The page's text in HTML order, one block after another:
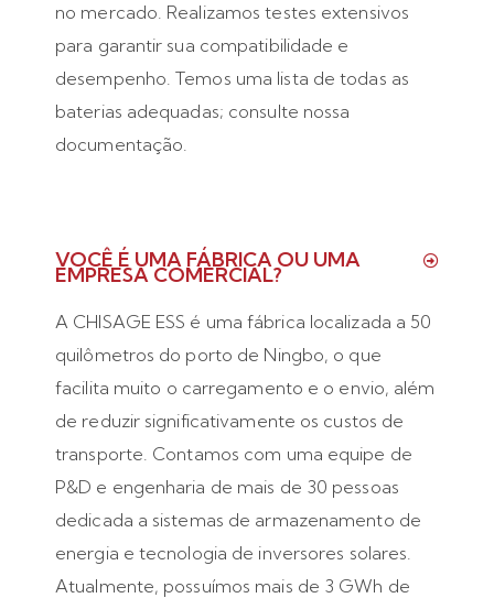
no mercado. Realizamos testes extensivos
para garantir sua compatibilidade e
desempenho. Temos uma lista de todas as
baterias adequadas; consulte nossa
documentação.
VOCÊ É UMA FÁBRICA OU UMA
EMPRESA COMERCIAL?
A CHISAGE ESS é uma fábrica localizada a 50
quilômetros do porto de Ningbo, o que
facilita muito o carregamento e o envio, além
de reduzir significativamente os custos de
transporte. Contamos com uma equipe de
P&D e engenharia de mais de 30 pessoas
dedicada a sistemas de armazenamento de
energia e tecnologia de inversores solares.
Atualmente, possuímos mais de 3 GWh de